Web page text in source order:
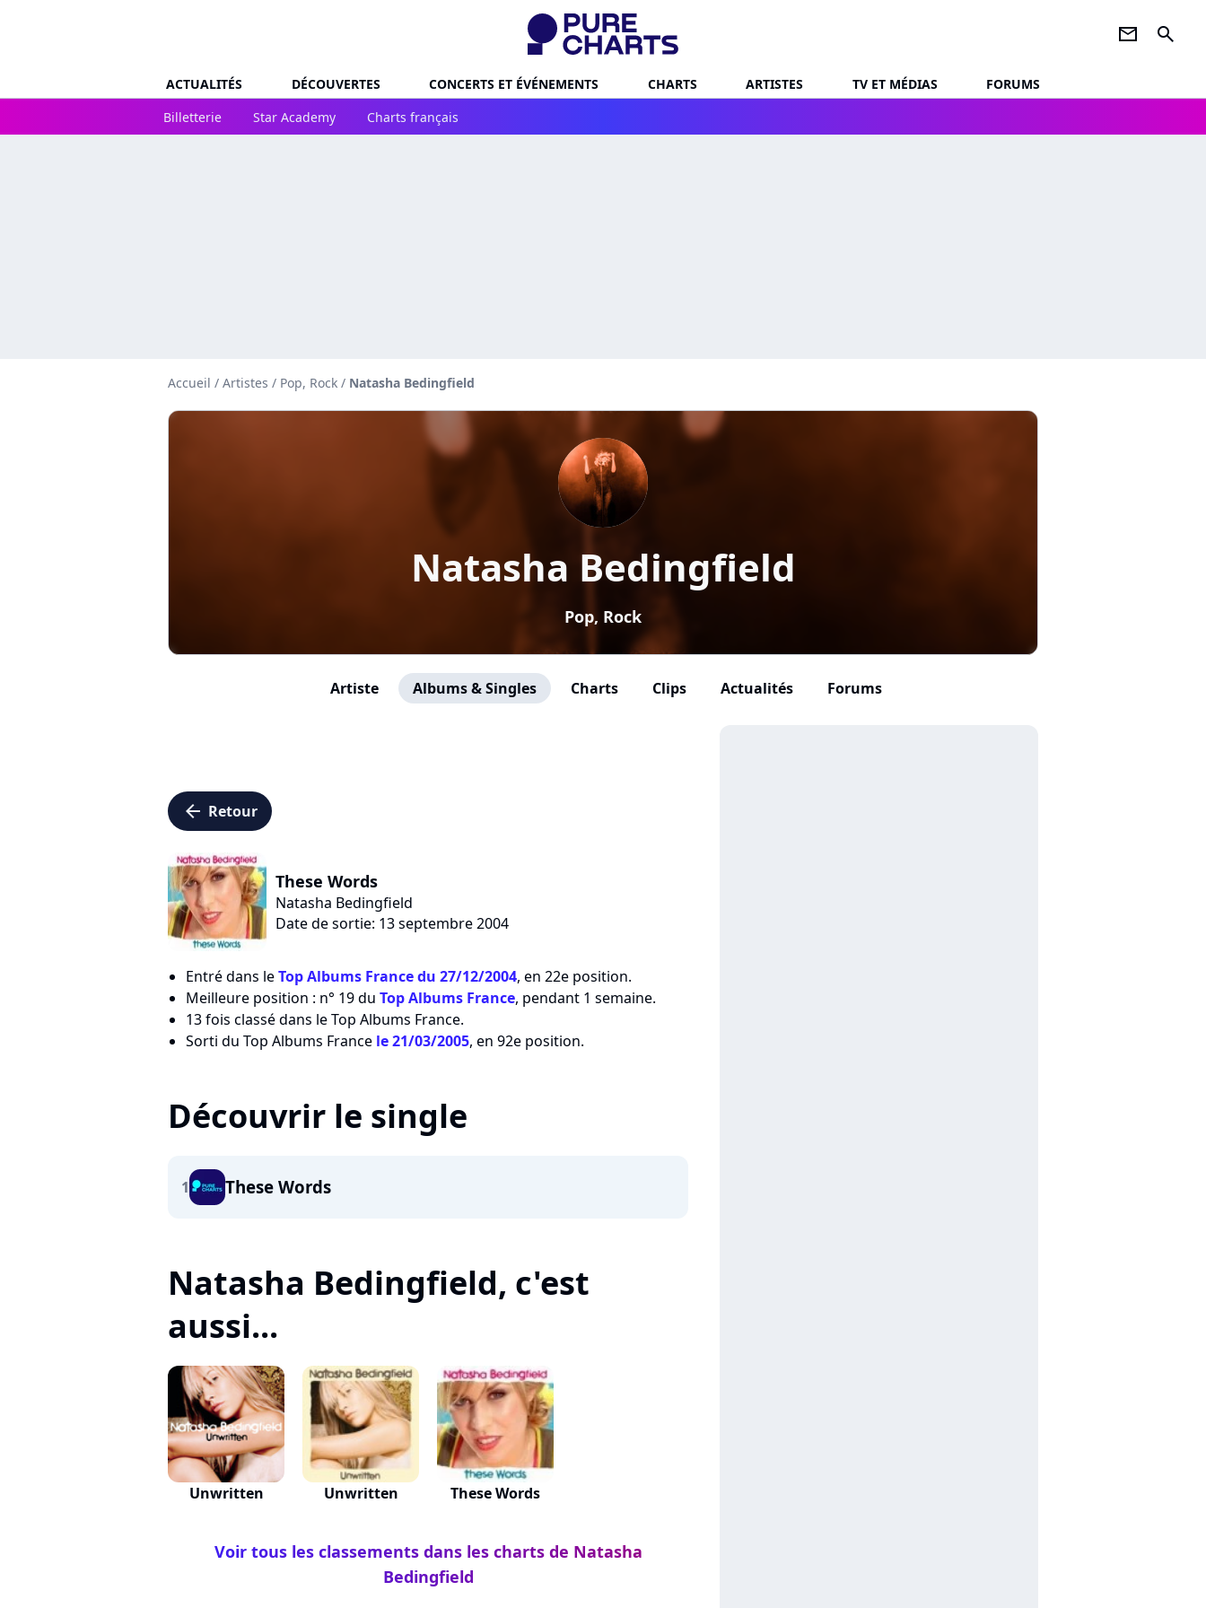
newsletter search
ACTUALITÉS DÉCOUVERTES CONCERTS ET ÉVÉNEMENTS CHARTS ARTISTES TV ET MÉDIAS
FORUMS
Billetterie
Star Academy Charts français
Accueil / Artistes / Pop, Rock / Natasha Bedingfield
Natasha Bedingfield
Pop, Rock
Artiste Albums & Singles Charts Clips Actualités Forums
arrow_left Retour
These Words
Natasha Bedingfield
Date de sortie: 13 septembre 2004
Entré dans leTop Albums France du 27/12/2004, en 22e position.
Meilleure position : n° 19 du Top Albums France, pendant 1 semaine.
13 fois classé dans le Top Albums France.
Sorti du Top Albums France le 21/03/2005, en 92e position.
Découvrir le single
1 These Words
Natasha Bedingfield, c'est
aussi...
Unwritten Unwritten These Words
Voir tous les classements dans les charts de Natasha
Bedingfield